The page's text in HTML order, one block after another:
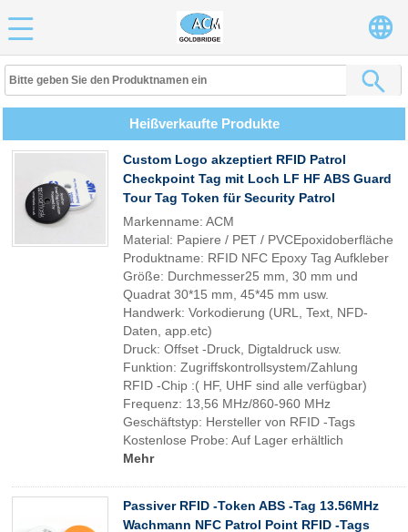
Heißverkaufte Produkte
Custom Logo akzeptiert RFID Patrol
Checkpoint Tag mit Loch LF HF ABS Guard
Tour Tag Token für Security Patrol
Markenname: ACM
Material: Papiere / PET / PVCEpoxidoberfläche
Produktname: RFID NFC Epoxy Tag Aufkleber
Größe: Durchmesser25 mm, 30 mm und
Quadrat 30*15 mm, 45*45 mm usw.
Handwerk: Vorkodierung (URL, Text, NFD-
Daten, app.etc)
Druck: Offset -Druck, Digtaldruck usw.
Funktion: Zugriffskontrollsystem/Zahlung
RFID -Chip :( HF, UHF sind alle verfügbar)
Frequenz: 13,56 MHz/860-960 MHz
Geschäftstyp: Hersteller von RFID -Tags
Kostenlose Probe: Auf Lager erhältlich
Mehr
Passiver RFID -Token ABS -Tag 13.56MHz
Wachmann NFC Patrol Point RFID -Tags